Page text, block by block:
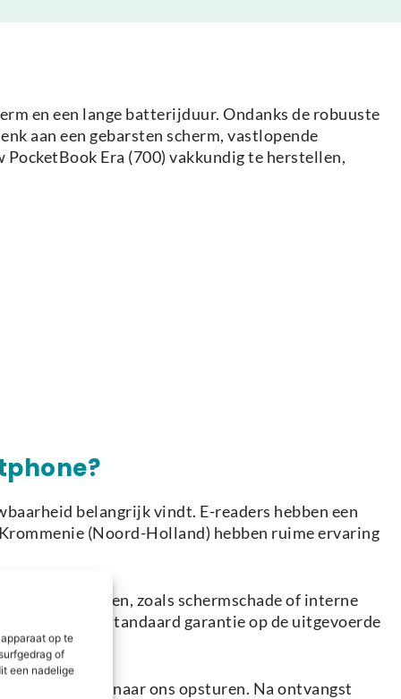
op te
of
een nadelige
en een lange batterijduur. Ondanks de robuuste
aan een gebarsten scherm, vastlopende
Era (700) vakkundig te herstellen,
belangrijk vindt. E-readers hebben een
(Noord-Holland) hebben ruime ervaring
problemen, zoals schermschade of interne
en bieden standaard garantie op de uitgevoerde
eenvoudig naar ons opsturen. Na ontvangst